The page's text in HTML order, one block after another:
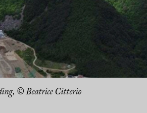
© Beatrice Citterio